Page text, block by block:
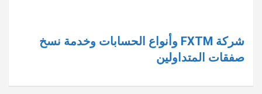
شركة FXTM وأنواع الحسابات وخدمة نسخ
صفقات المتداولين